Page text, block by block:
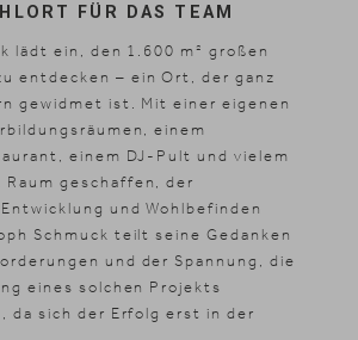
FÜR DAS TEAM
lädt ein, den 1.600 m² großen
entdecken – ein Ort, der ganz
gewidmet ist. Mit einer eigenen
einem
einem DJ-Pult und vielem
Raum geschaffen, der
und Wohlbefinden
Schmuck teilt seine Gedanken
und der Spannung, die
eines solchen Projekts
da sich der Erfolg erst in der